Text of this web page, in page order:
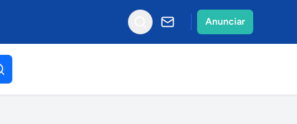
Anunciar